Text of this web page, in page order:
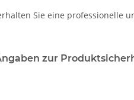
Sie eine
zur